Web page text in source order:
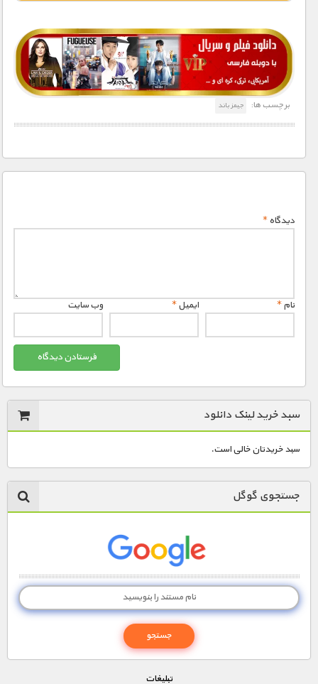
1900 تومان – خريد لينک دانلود (افزودن به سبد خريد)
برچسب ها: جیمز باند
دیدگاه*
نام* ایمیل* وب‌ سایت
سبد خرید لینک دانلود
سبد خریدتان خالی است.
جستجوی گوگل
تبليغات